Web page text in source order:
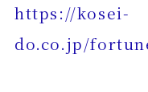
https://kosei-
do.co.jp/